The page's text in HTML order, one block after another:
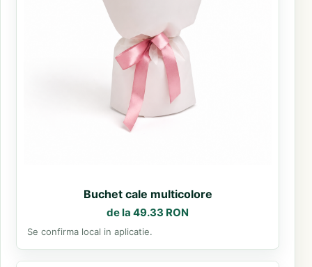
Buchet cale multicolore
de la 49.33 RON
Se confirma local in aplicatie.